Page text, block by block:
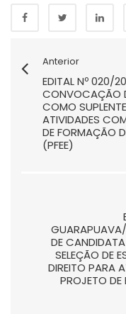
Anterior
EDITAL Nº 020/
CONVOCAÇÃO
COMO
ATIVIDADES
DE FORMAÇÃO
(PFEE)
DE
SELEÇÃO DE
DIREITO PARA
PROJETO DE